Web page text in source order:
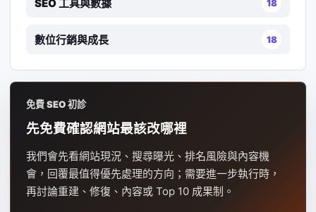
SEO 工具與數據 18
數位行銷與成長 18
免費 SEO 初診
先免費確認網站最該改哪裡
我們會先看網站現況、搜尋曝光、排名風險與內容機
會，回覆最值得優先處理的方向；需要進一步執行時，
再討論重建、修復、內容或 Top 10 成果制。